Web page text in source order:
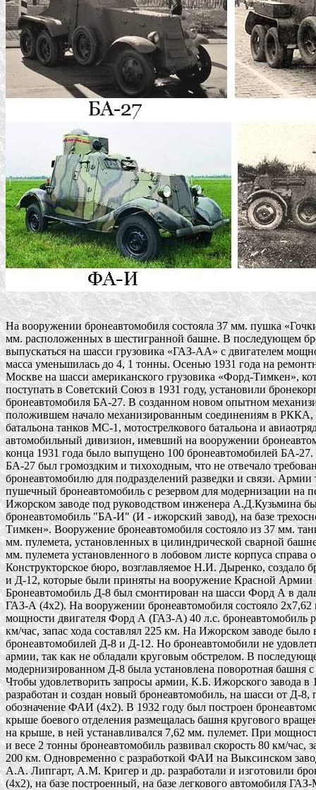
На вооружении бронеавтомобиля состояла 37 мм. пушка
мм. расположенных в шестигранной башне. В последующем
выпускаться на шасси грузовика «ГАЗ-АА» с двигателем
масса уменьшилась до 4, 1 тонны. Осенью 1931 года на
Москве на шасси американского грузовика «Форд-Тимкен»,
поступать в Советский Союз в 1931 году, установили
бронеавтомобиля БА-27. В созданном новом опытном
положившем начало механизированным соединениям в
батальона танков МС-1, мотострелкового батальона и
автомобильный дивизион, имевший на вооружении
конца 1931 года было выпущено 100 бронеавтомобилей БА-
БА-27 был громоздким и тихоходным, что не отвечало
бронеавтомобилю для подразделений разведки и связи. Армии
пушечный бронеавтомобиль с резервом для модернизации на
Ижорском заводе под руководством инженера А.Д.Кузьмина
бронеавтомобиль "БА-И" (И - ижорский завод), на базе
Тимкен». Вооружение бронеавтомобиля состояло из 37 мм.
мм. пулемета, установленных в цилиндрической сварной
мм. пулемета установленного в лобовом листе корпуса справа
Конструкторское бюро, возглавляемое Н.И. Дыренко, создало
и Д-12, которые были приняты на вооружение Красной Армии
Бронеавтомобиль Д-8 был смонтирован на шасси Форд А в
ГАЗ-А (4х2). На вооружении бронеавтомобиля состояло
мощности двигателя Форд А (ГАЗ-А) 40 л.с. бронеавтомобиль
км/час, запас хода составлял 225 км. На Ижорском заводе
бронеавтомобилей Д-8 и Д-12. Но бронеавтомобили не
армии, так как не обладали круговым обстрелом. В
модернизированном Д-8 была установлена поворотная башня
Чтобы удовлетворить запросы армии, К.Б. Ижорского завода в
разработан и создан новый бронеавтомобиль, на шасси от Д-
обозначение ФАИ (4х2). В 1932 году был построен
крыше боевого отделения размещалась башня кругового
на крыше, в ней устанавливался 7,62 мм. пулемет. При
и весе 2 тонны бронеавтомобиль развивал скорость 80 км/час,
200 км. Одновременно с разработкой ФАИ на Выксинском
А.А. Липгарт, А.М. Кригер и др. разработали и изготовили
(4х2), на базе построенный, на базе легкового автомобиля